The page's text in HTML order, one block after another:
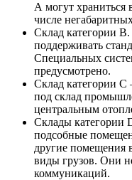
А могут храниться
числе
Склад категории
поддерживать
Специальных
предусмотрено.
Склад категории С
под склад
центральным
Склады категории
подсобные
другие помещения
виды грузов. Они
коммуникаций.